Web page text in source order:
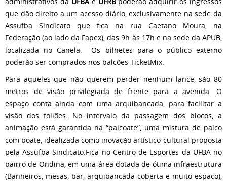
que dão direito a um acesso diário, exclusivamente na sede da
Assufba Sindicato que fica na rua Caetano Moura, na
Federação (ao lado da Fapex), das 9h às 17h e na sede da APUB,
localizada no Canela. Os bilhetes para o público externo
poderão ser comprados nos balcões TicketMix.
Para aqueles que não querem perder nenhum lance, são 80
metros de visão privilegiada de frente para a avenida. O
espaço conta ainda com uma arquibancada, para facilitar a
visão dos foliões. No intervalo da passagem dos blocos, a
animação está garantida na “palcoate”, uma mistura de palco
com boate, idealizada como inovação artístico-cultural proposta
pela Assufba Sindicato.Fica no Centro de Esportes da UFBA no
bairro de Ondina, em uma área dotada de ótima infraestrutura
(Banheiros, mesas, bar, arquibancada coberta e muito espaço),